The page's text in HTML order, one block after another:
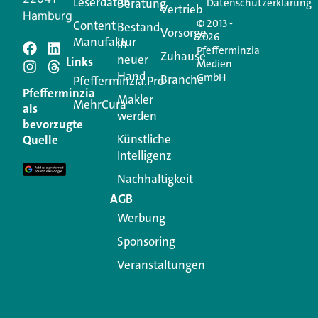
Schreiben Sie einen
Kommentar
Ihre E-Mail-Adresse wird nicht veröffentlicht.
Erforderliche Felder sind mit
Kommentar
Hamburg
Pfefferminzia
als
bevorzugte
Quelle
Content
Manufaktur
Links
Pfefferminzia.Pro
MehrCura
Beratung
Bestand
in
neuer
Hand
Makler
werden
Künstliche
Intelligenz
Nachhaltigkeit
AGB
Werbung
Sponsoring
Veranstaltungen
Vertrieb
Vorsorge
Zuhause
Branche
© 2013 -
2026
Pfefferminzia
Medien
GmbH
Datenschutzerklärung